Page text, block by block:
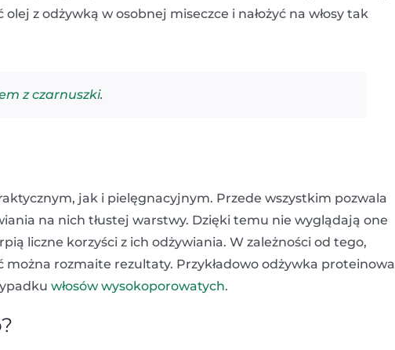
z odżywką w osobnej miseczce i nałożyć na włosy tak
z czarnuszki.
jak i pielęgnacyjnym. Przede wszystkim pozwala
na nich tłustej warstwy. Dzięki temu nie wyglądają one
liczne korzyści z ich odżywiania. W zależności od tego,
rozmaite rezultaty. Przykładowo odżywka proteinowa
włosów wysokoporowatych.